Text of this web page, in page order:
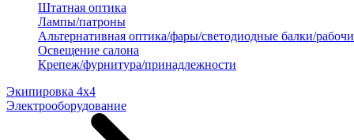
Штатная оптика
Лампы/патроны
Альтернативная оптика/фары/светодиодные балки/
Освещение салона
Крепеж/фурнитура/принадлежности
Экипировка 4х4
Электрооборудование